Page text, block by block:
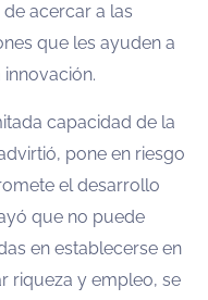
acercar a las
que les ayuden a
capacidad de la
pone en riesgo
el desarrollo
que no puede
en establecerse en
riqueza y empleo, se